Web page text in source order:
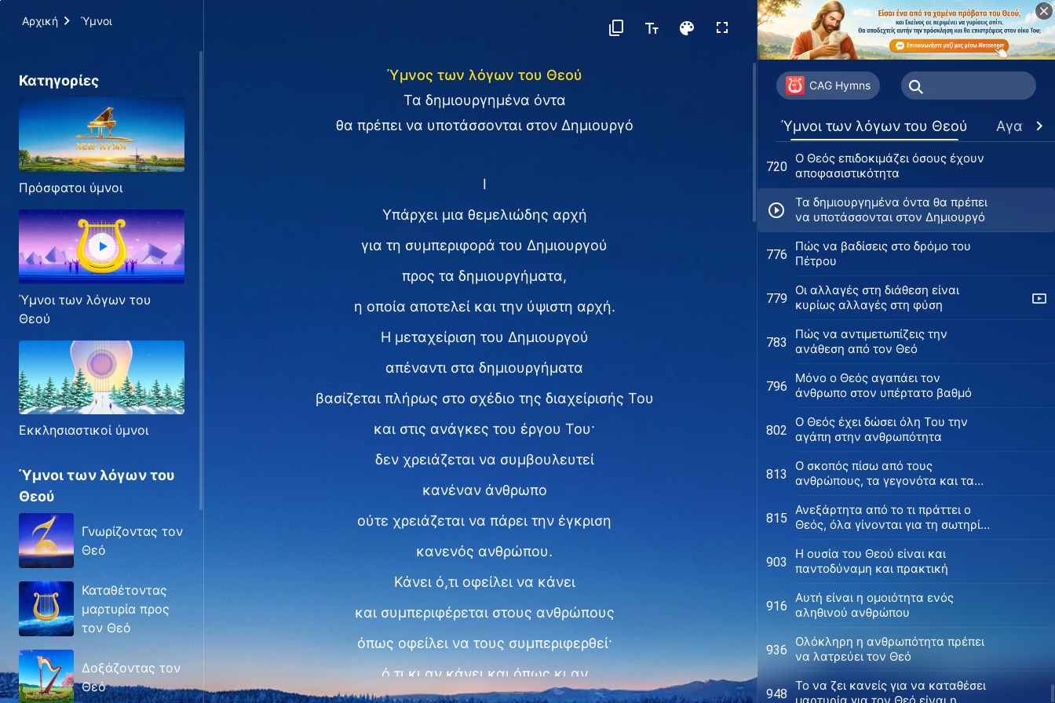
Αρχική Ύμνοι
Κατηγορίες
Πρόσφατοι ύμνοι
Ύμνοι των λόγων του
Θεού
Εκκλησιαστικοί ύμνοι
Ύμνοι των λόγων του
Θεού
Γνωρίζοντας τον
Θεό
Καταθέτοντας
μαρτυρία προς
τον Θεό
Δοξάζοντας τον
Θεό
Ύμνος των λόγων του Θεού
Τα δημιουργημένα όντα
θα πρέπει να υποτάσσονται στον Δημιουργό
I
Υπάρχει μια θεμελιώδης αρχή
για τη συμπεριφορά του Δημιουργού
προς τα δημιουργήματα,
η οποία αποτελεί και την ύψιστη αρχή.
Η μεταχείριση του Δημιουργού
απέναντι στα δημιουργήματα
βασίζεται πλήρως στο σχέδιο της διαχείρισής Του
και στις ανάγκες του έργου Του·
δεν χρειάζεται να συμβουλευτεί
κανέναν άνθρωπο
ούτε χρειάζεται να πάρει την έγκριση
κανενός ανθρώπου.
Κάνει ό,τι οφείλει να κάνει
και συμπεριφέρεται στους ανθρώπους
όπως οφείλει να τους συμπεριφερθεί·
ό,τι κι αν κάνει και όπως κι αν
CAG Hymns
Ύμνοι των λόγων του Θεού
ζωή
704
Το απαραίτητο μονοπάτι προς τον
σεβασμό του Θεού και την
αποφυγή του κακού
706
Μόνο όποιος γνωρίζει τον Θεό
μπορεί να έχει τον φόφο Του και
να αποφεύγει το κακό
707 γνωρίζεις τον Θεό
720
Ο Θεός επιδοκιμάζει όσους έχουν
αποφασιστικότητα
Τα δημιουργημένα όντα θα πρέπει
να υποτάσσονται στον Δημιουργό
776
Πώς να βαδίσεις στο δρόμο του
Πέτρου
779
Οι αλλαγές στη διάθεση είναι
κυρίως αλλαγές στη φύση
783
Πώς να αντιμετωπίζεις την
ανάθεση από τον Θεό
796
Μόνο ο Θεός αγαπάει τον
άνθρωπο στον υπέρτατο βαθμό
802
Ο Θεός έχει δώσει όλη Του την
αγάπη στην ανθρωπότητα
813
Ο σκοπός πίσω από τους
ανθρώπους, τα γεγονότα και τα
γύρω από τον άνθρωπο
815
Ανεξάρτητα από το τι πράττει ο
Θεός, όλα γίνονται για τη σωτηρία
903
Η ουσία του Θεού είναι και
παντοδύναμη και πρακτική
916
Αυτή είναι η ομοιότητα ενός
αληθινού ανθρώπου
936
Ολόκληρη η ανθρωπότητα πρέπει
να λατρεύει τον Θεό
948
Το να ζει κανείς για να καταθέσει